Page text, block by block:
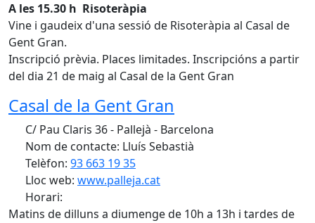
A les 15.30 h Risoteràpia
Vine i gaudeix d'una sessió de Risoteràpia al Casal de
Gent Gran.
Inscripció prèvia. Places limitades. Inscripcións a partir
del dia 21 de maig al Casal de la Gent Gran
Casal de la Gent Gran
C/ Pau Claris 36 - Pallejà - Barcelona
Nom de contacte: Lluís Sebastià
Telèfon: 93 663 19 35
Lloc web: www.palleja.cat
Horari:
Matins de dilluns a diumenge de 10h a 13h i tardes de